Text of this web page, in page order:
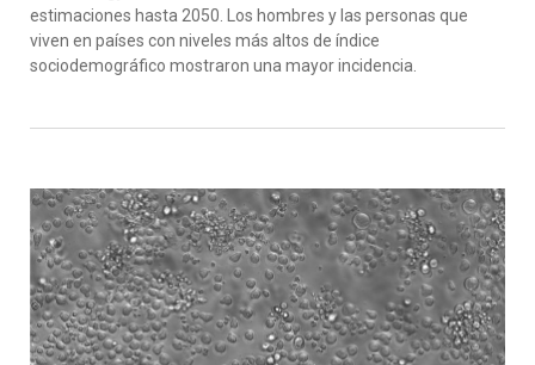
estimaciones hasta 2050.
Los hombres y las personas que
viven en países con niveles más altos de índice
sociodemográfico mostraron una mayor incidencia.